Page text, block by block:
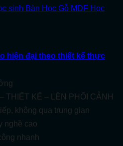
Bàn Học Gỗ MDF Học
hiện đại theo thiết kế thực
THIẾT KẾ – LÊN PHỐI CẢNH
không qua trung gian
nghề cao
nhanh